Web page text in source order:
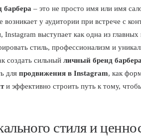
– это не просто имя или имя
возникает у аудитории при встрече с
Instagram выступает как одна из
стиль, профессионализм и
создать сильный личный бренд барбера
для продвижения в Instagram, как
и эффективно строить путь к тому,
стиля и